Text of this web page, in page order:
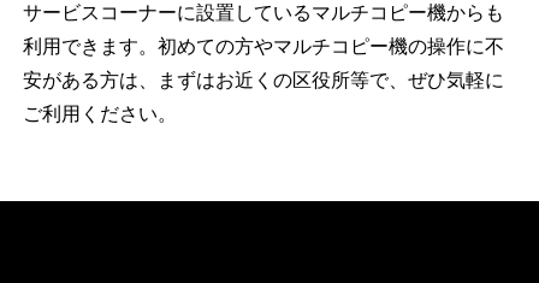
サービスコーナーに設置しているマルチコピー機からも
利用できます。初めての方やマルチコピー機の操作に不
安がある方は、まずはお近くの区役所等で、ぜひ気軽に
ご利用ください。